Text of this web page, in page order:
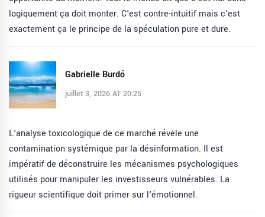
logiquement ça doit monter. C'est contre-intuitif mais c'est
exactement ça le principe de la spéculation pure et dure.
Gabrielle Burdó
juillet 3, 2026 AT 20:25
L'analyse toxicologique de ce marché révèle une
contamination systémique par la désinformation. Il est
impératif de déconstruire les mécanismes psychologiques
utilisés pour manipuler les investisseurs vulnérables. La
rigueur scientifique doit primer sur l'émotionnel.